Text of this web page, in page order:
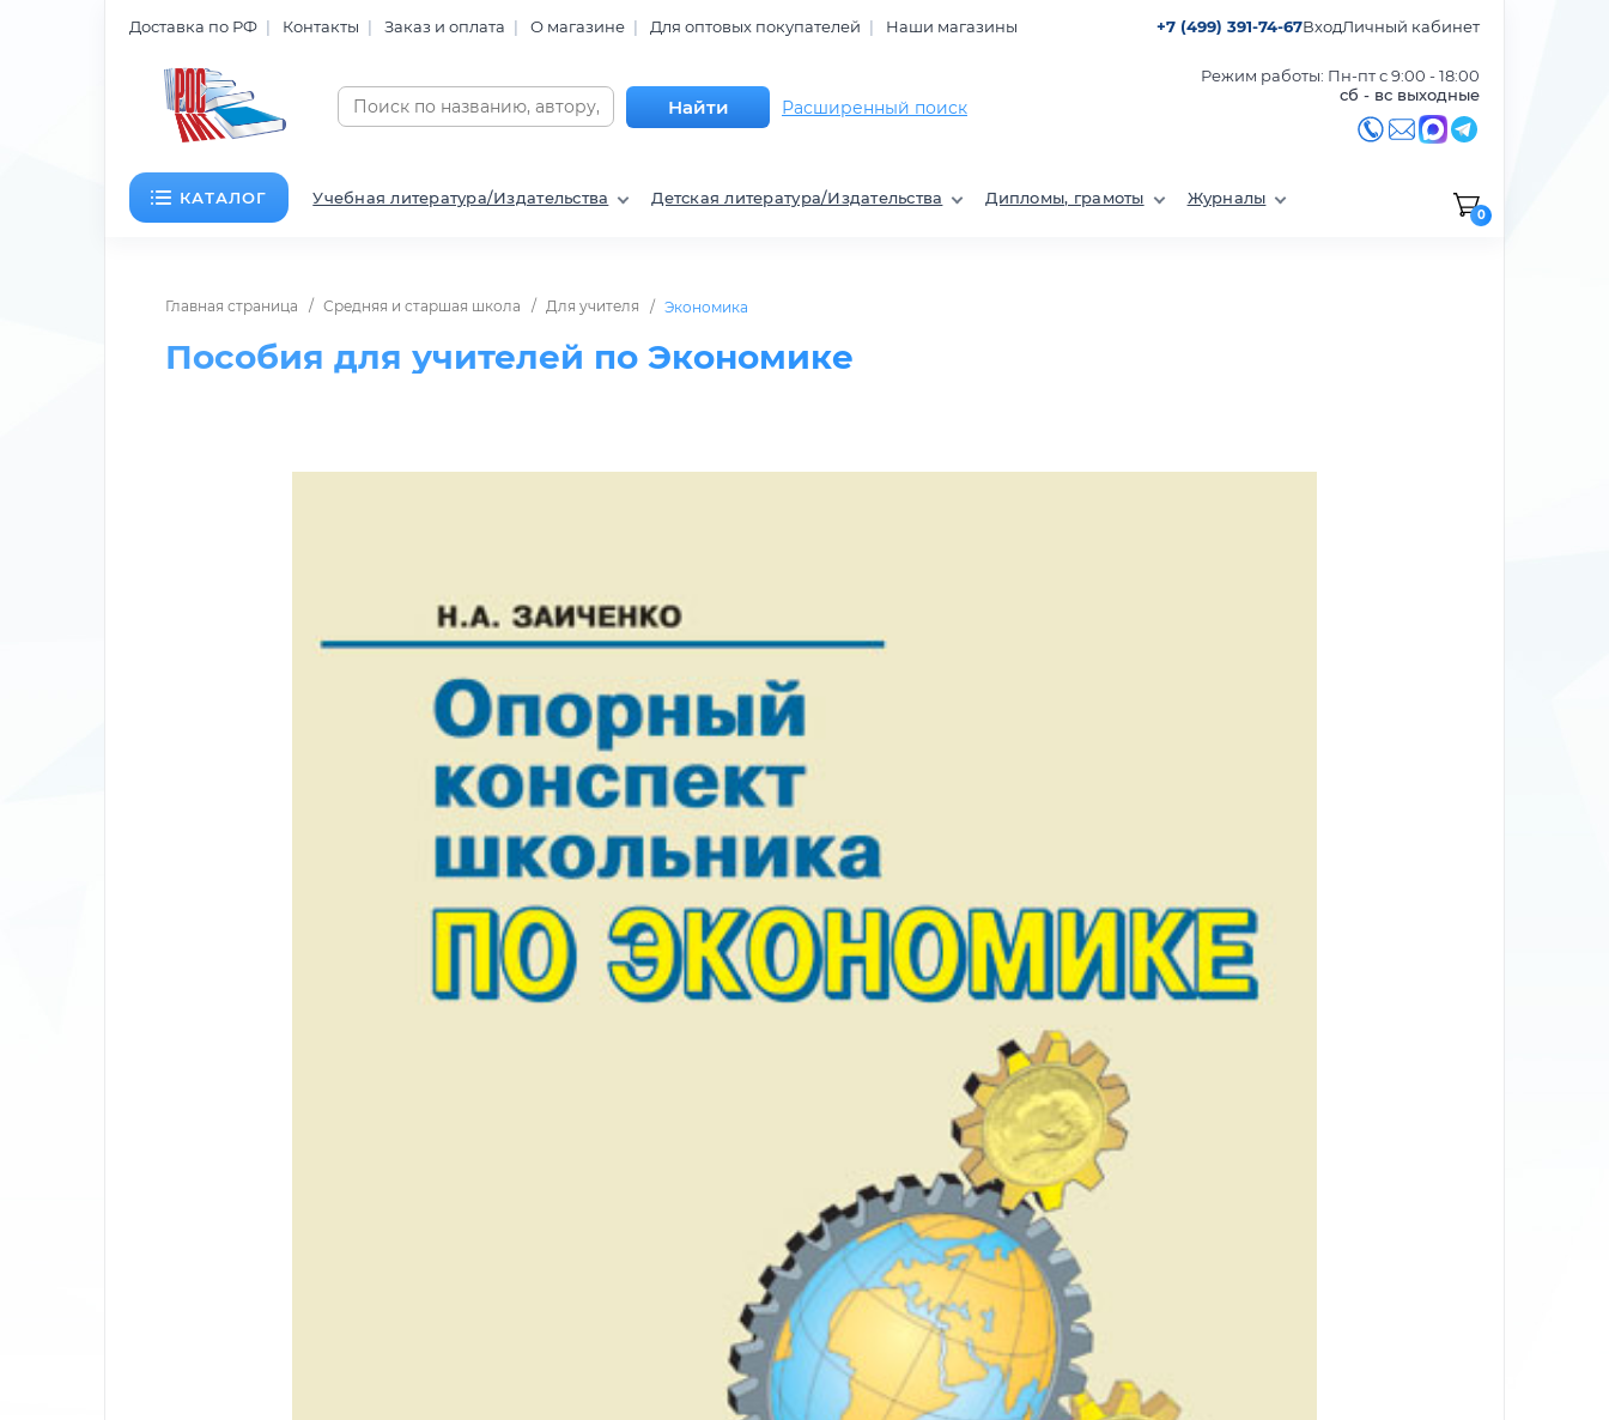
Доставка по РФ Контакты Заказ и оплата О магазине Для оптовых покупателей Наши магазины +7 (499) 391-74-67ВходЛичный кабинет
Найти Расширенный поиск
Режим работы: Пн-пт с 9:00 - 18:00
сб - вс выходные
КАТАЛОГ Учебная литература/Издательства Детская литература/Издательства Дипломы, грамоты Журналы
0
Главная страница Средняя и старшая школа Для учителя Экономика
Пособия для учителей по Экономике